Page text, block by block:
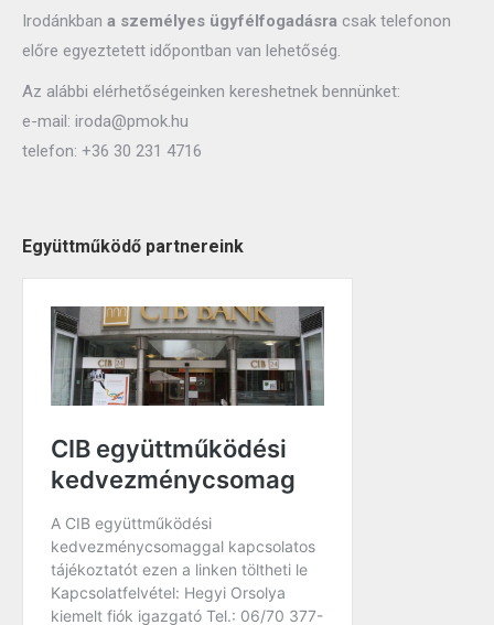
Irodánkban a személyes ügyfélfogadásra csak telefonon
előre egyeztetett időpontban van lehetőség.
Az alábbi elérhetőségeinken kereshetnek bennünket:
e-mail: iroda@pmok.hu
telefon: +36 30 231 4716
Együttműködő partnereink